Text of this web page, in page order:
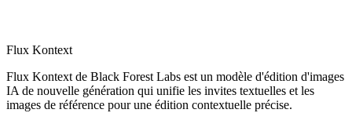
Flux Kontext
Flux Kontext de Black Forest Labs est un modèle d'édition d'images
IA de nouvelle génération qui unifie les invites textuelles et les
images de référence pour une édition contextuelle précise.